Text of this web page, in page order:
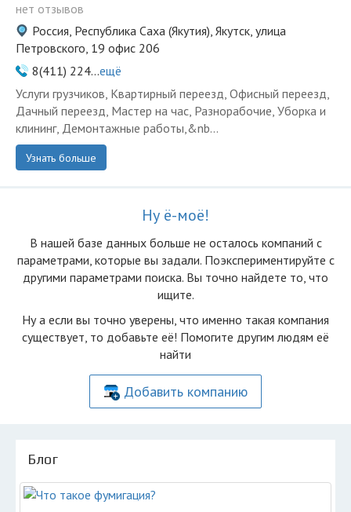
нет отзывов
Россия, Республика Саха (Якутия), Якутск, улица
Петровского, 19 офис 206
8(411) 224...ещё
Услуги грузчиков, Квартирный переезд, Офисный переезд,
Дачный переезд, Мастер на час, Разнорабочие, Уборка и
клининг, Демонтажные работы,&nb...
Узнать больше
Ну ё-моё!
В нашей базе данных больше не осталоcь компаний с
параметрами, которые вы задали. Поэкспериментируйте с
другими параметрами поиска. Вы точно найдете то, что
ищите.
Ну а если вы точно уверены, что именно такая компания
существует, то добавьте её! Помогите другим людям её
найти
Добавить компанию
Блог